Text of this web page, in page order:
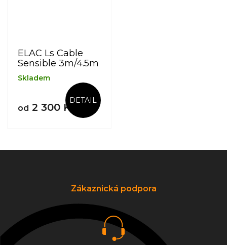
ELAC Ls Cable
Sensible 3m/4.5m
Skladem
od 2 300 Kč
DETAIL
Zákaznická podpora